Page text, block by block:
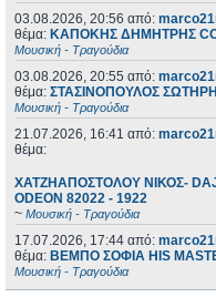
03.08.2026, 20:56 από:
θέμα: ΚΑΠΟΚΗΣ ΔΗΜΗΤΡΗΣ
Μουσική - Τραγούδια
03.08.2026, 20:55 από:
θέμα: ΣΤΑΣΙΝΟΠΟΥΛΟΣ
Μουσική - Τραγούδια
21.07.2026, 16:41 από:
θέμα:
ΧΑΤΖΗΑΠΟΣΤΟΛΟΥ ΝΙΚΟΣ-
ODEON 82022 - 1922
~ Μουσική - Τραγούδια
17.07.2026, 17:44 από:
θέμα: ΒΕΜΠΟ ΣΟΦΙΑ HIS
Μουσική - Τραγούδια